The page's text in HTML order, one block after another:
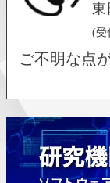
東
(受
ご不明な点